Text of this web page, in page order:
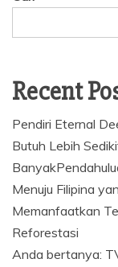
Recent
Pendiri Eternal
Butuh Lebih
Menuju Filipina
Memanfaatkan
Reforestasi
Anda bertanya: